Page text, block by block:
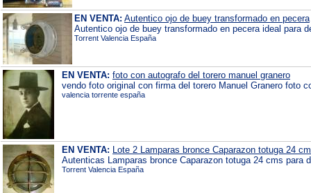
EN VENTA: Autentico ojo de buey transformado en pecera
Autentico ojo de buey transformado en pecera ideal para
Torrent Valencia España
EN VENTA: foto con autografo del torero manuel granero
vendo foto original con firma del torero Manuel Granero foto
valencia torrente españa
EN VENTA: Lote 2 Lamparas bronce Caparazon totuga 24
Autenticas Lamparas bronce Caparazon totuga 24 cms para
Torrent Valencia España